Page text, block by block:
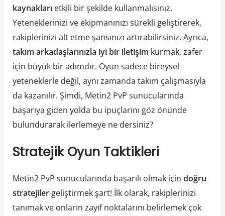
kaynaklarıetkili bir şekilde kullanmalısınız.
Yeteneklerinizi ve ekipmanınızı sürekli geliştirerek,
rakiplerinizi alt etme şansınızı artırabilirsiniz. Ayrıca,
takım arkadaşlarınızla iyi bir iletişim kurmak, zafer
için büyük bir adımdır. Oyun sadece bireysel
yeteneklerle değil, aynı zamanda takım çalışmasıyla
da kazanılır. Şimdi, Metin2 PvP sunucularında
başarıya giden yolda bu ipuçlarını göz önünde
bulundurarak ilerlemeye ne dersiniz?
Stratejik Oyun Taktikleri
Metin2 PvP sunucularında başarılı olmak için doğru
stratejilergeliştirmek şart! İlk olarak, rakiplerinizi
tanımak ve onların zayıf noktalarını belirlemek çok